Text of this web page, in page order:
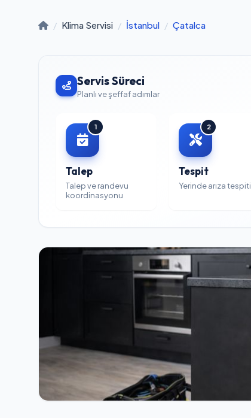
/ Klima Servisi / İstanbul / Çatalca
Servis Süreci
Planlı ve şeffaf adımlar
1
Talep
Talep ve randevu
koordinasyonu
2
Tespit
Yerinde arıza tespiti